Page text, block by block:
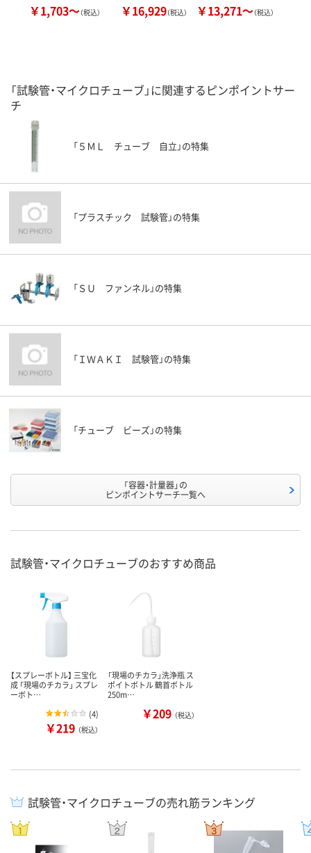
￥1,703～（税込） ￥16,929（税込） ￥13,271～（税込）
「試験管・マイクロチューブ」に関連するピンポイントサー
チ
「５ＭＬ チューブ 自立」の特集
「プラスチック 試験管」の特集
「ＳＵ ファンネル」の特集
「ＩＷＡＫＩ 試験管」の特集
「チューブ ビーズ」の特集
「容器・計量器」の
ピンポイントサーチ一覧へ
試験管・マイクロチューブのおすすめ商品
【スプレーボトル】 三宝化
成 「現場のチカラ」 スプレ
ーボト…
(4)
￥219 （税込）
「現場のチカラ」洗浄瓶 ス
ポイトボトル 鶴首ボトル
250m…
￥209 （税込）
試験管・マイクロチューブの売れ筋ランキング